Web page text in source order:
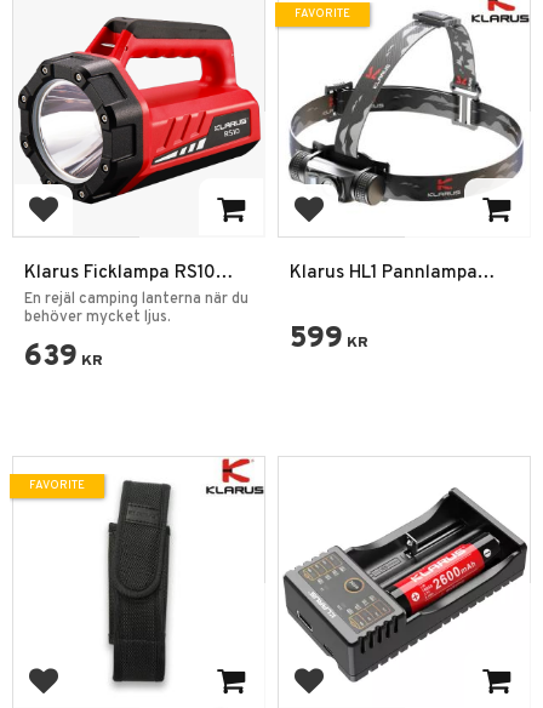
Add to favorites
Klarus Ficklampa RS10
Uppladdningsbar Utomhus
Spotlight
En rejäl camping lanterna när du
behöver mycket ljus.
639 KR
Add to favorites
Klarus HL1 Pannlampa
599 KR
FAVORITE
Add to favorites
FAVORITE
Add to favorites